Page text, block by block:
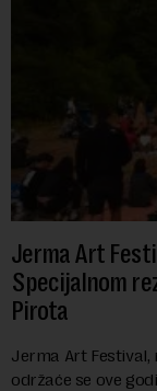
Jerma Art
Specijalnom
Pirota
Jerma Art
održaće se ove